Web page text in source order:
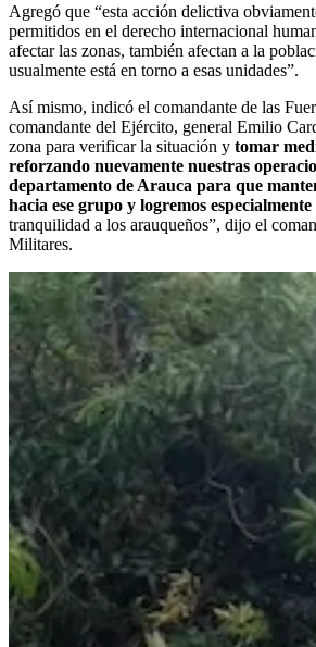
Agregó que “esta acción delictiva
permitidos en el derecho internacional
afectar las zonas, también afectan a la
usualmente está en torno a esas unidades”.
Así mismo, indicó el comandante de las
comandante del Ejército, general Emilio
zona para verificar la situación y tomar
reforzando nuevamente nuestras
departamento de Arauca para que
hacia ese grupo y logremos
tranquilidad a los arauqueños”, dijo el
Militares.